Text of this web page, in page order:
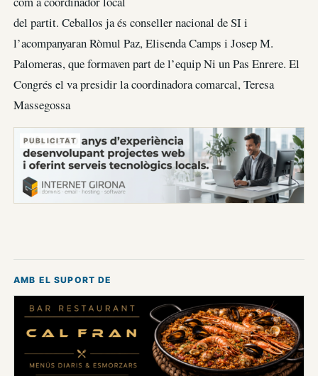
del partit. Ceballos ja és conseller nacional de SI i
l’acompanyaran Ròmul Paz, Elisenda Camps i Josep M.
Palomeras, que formaven part de l’equip Ni un Pas Enrere. El
Congrés el va presidir la coordinadora comarcal, Teresa
Massegossa
PUBLICITAT
AMB EL SUPORT DE